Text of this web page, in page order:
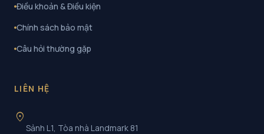
Điều khoản & Điều kiện
Chính sách bảo mật
Câu hỏi thường gặp
LIÊN HỆ
location_on
Sảnh L1, Tòa nhà Landmark 81